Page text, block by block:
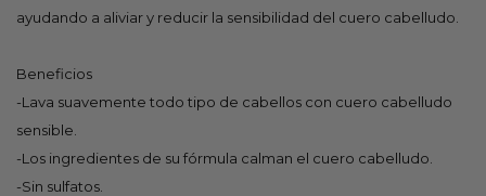
ayudando a aliviar y reducir la sensibilidad del cuero cabelludo.
Beneficios
-Lava suavemente todo tipo de cabellos con cuero cabelludo
sensible.
-Los ingredientes de su fórmula calman el cuero cabelludo.
-Sin sulfatos.